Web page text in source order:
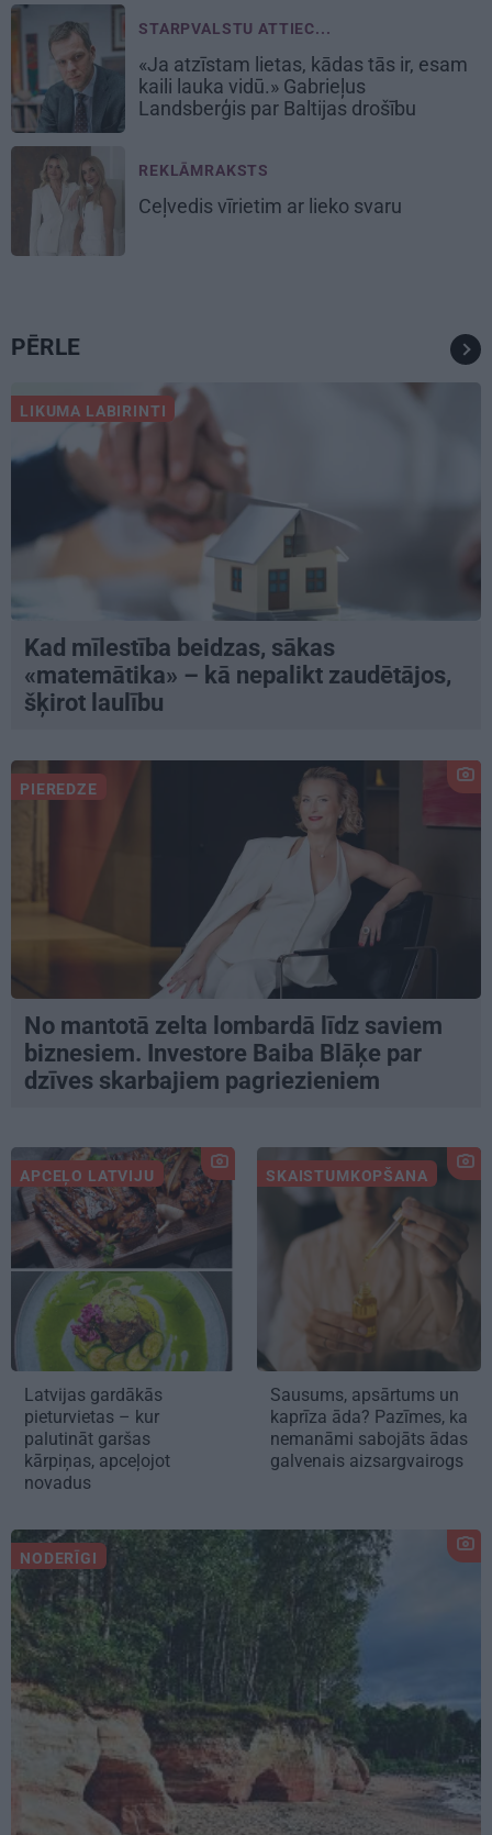
STARPVALSTU ATTIEC...
«Ja atzīstam lietas, kādas tās ir, esam
kaili lauka vidū.» Gabrieļus
Landsberģis par Baltijas drošību
REKLĀMRAKSTS
Ceļvedis vīrietim ar lieko svaru
PĒRLE
LIKUMA LABIRINTI
Kad mīlestība beidzas, sākas
«matemātika» – kā nepalikt zaudētājos,
šķirot laulību
PIEREDZE
No mantotā zelta lombardā līdz saviem
biznesiem. Investore Baiba Blāķe par
dzīves skarbajiem pagriezieniem
APCEĻO LATVIJU
Latvijas gardākās
pieturvietas – kur
palutināt garšas
kārpiņas, apceļojot
novadus
SKAISTUMKOPŠANA
Sausums, apsārtums un
kaprīza āda? Pazīmes, ka
nemanāmi sabojāts ādas
galvenais aizsargvairogs
NODERĪGI